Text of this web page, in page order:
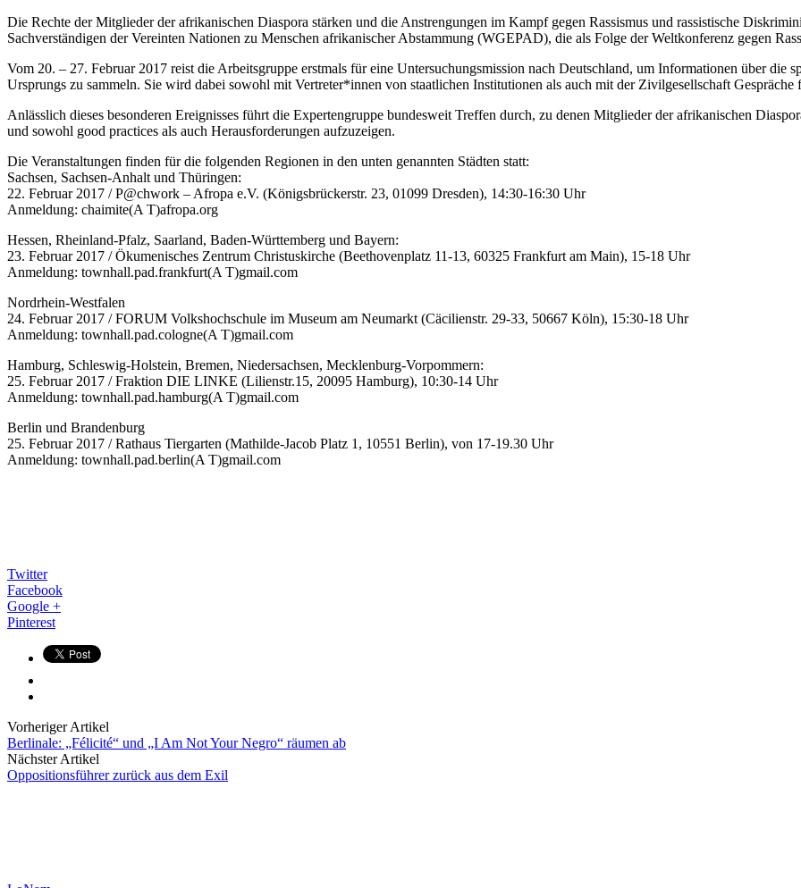
Die Rechte der Mitglieder der afrikanischen Diaspora stärken und die Anstrengungen im Kampf gegen Rassismus und rassistische
Sachverständigen der Vereinten Nationen zu Menschen afrikanischer Abstammung (WGEPAD), die als Folge der Weltkonferenz gegen
Vom 20. – 27. Februar 2017 reist die Arbeitsgruppe erstmals für eine Untersuchungsmission nach Deutschland, um Informationen über die
Ursprungs zu sammeln. Sie wird dabei sowohl mit Vertreter*innen von staatlichen Institutionen als auch mit der Zivilgesellschaft
Anlässlich dieses besonderen Ereignisses führt die Expertengruppe bundesweit Treffen durch, zu denen Mitglieder der afrikanischen
und sowohl good practices als auch Herausforderungen aufzuzeigen.
Die Veranstaltungen finden für die folgenden Regionen in den unten genannten Städten statt:
Sachsen, Sachsen-Anhalt und Thüringen:
22. Februar 2017 / P@chwork – Afropa e.V. (Königsbrückerstr. 23, 01099 Dresden), 14:30-16:30 Uhr
Anmeldung: chaimite(A T)afropa.org
Hessen, Rheinland-Pfalz, Saarland, Baden-Württemberg und Bayern:
23. Februar 2017 / Ökumenisches Zentrum Christuskirche (Beethovenplatz 11-13, 60325 Frankfurt am Main), 15-18 Uhr
Anmeldung: townhall.pad.frankfurt(A T)gmail.com
Nordrhein-Westfalen
24. Februar 2017 / FORUM Volkshochschule im Museum am Neumarkt (Cäcilienstr. 29-33, 50667 Köln), 15:30-18 Uhr
Anmeldung: townhall.pad.cologne(A T)gmail.com
Hamburg, Schleswig-Holstein, Bremen, Niedersachsen, Mecklenburg-Vorpommern:
25. Februar 2017 / Fraktion DIE LINKE (Lilienstr.15, 20095 Hamburg), 10:30-14 Uhr
Anmeldung: townhall.pad.hamburg(A T)gmail.com
Berlin und Brandenburg
25. Februar 2017 / Rathaus Tiergarten (Mathilde-Jacob Platz 1, 10551 Berlin), von 17-19.30 Uhr
Anmeldung: townhall.pad.berlin(A T)gmail.com
Twitter
Facebook
Google +
Pinterest
Vorheriger Artikel
Berlinale: „Félicité“ und „I Am Not Your Negro“ räumen ab
Nächster Artikel
Oppositionsführer zurück aus dem Exil